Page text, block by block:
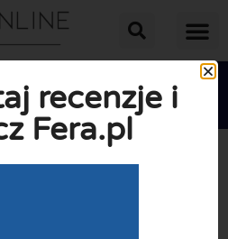
recenzje i
Fera.pl